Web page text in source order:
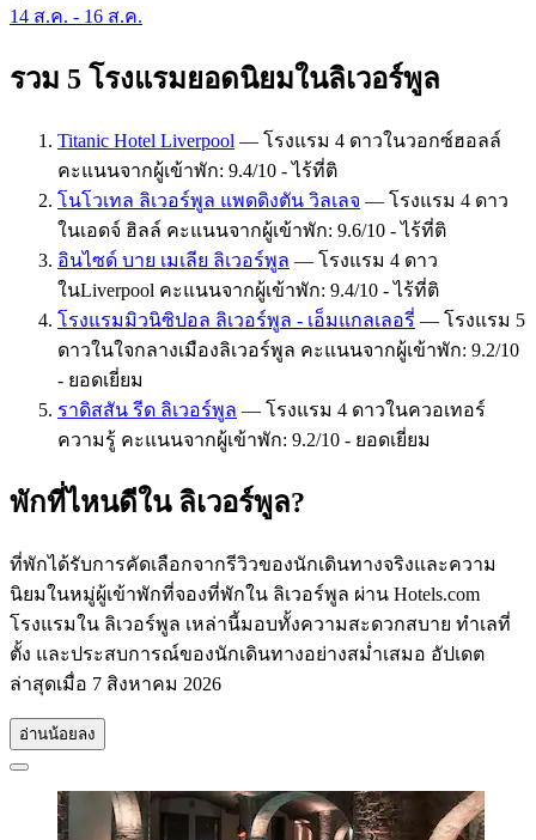
14 ส.ค. - 16 ส.ค.
รวม 5 โรงแรมยอดนิยมในลิเวอร์พูล
Titanic Hotel Liverpool — โรงแรม 4 ดาวในวอกซ์ฮอลล์
คะแนนจากผู้เข้าพัก: 9.4/10 - ไร้ที่ติ
โนโวเทล ลิเวอร์พูล แพดดิงตัน วิลเลจ — โรงแรม 4 ดาว
ในเอดจ์ ฮิลล์ คะแนนจากผู้เข้าพัก: 9.6/10 - ไร้ที่ติ
อินไซด์ บาย เมเลีย ลิเวอร์พูล — โรงแรม 4 ดาว
ในLiverpool คะแนนจากผู้เข้าพัก: 9.4/10 - ไร้ที่ติ
โรงแรมมิวนิซิปอล ลิเวอร์พูล - เอ็มแกลเลอรี่ — โรงแรม 5
ดาวในใจกลางเมืองลิเวอร์พูล คะแนนจากผู้เข้าพัก: 9.2/10
- ยอดเยี่ยม
ราดิสสัน รีด ลิเวอร์พูล — โรงแรม 4 ดาวในควอเทอร์
ความรู้ คะแนนจากผู้เข้าพัก: 9.2/10 - ยอดเยี่ยม
พักที่ไหนดีใน ลิเวอร์พูล?
ที่พักได้รับการคัดเลือกจากรีวิวของนักเดินทางจริงและความ
นิยมในหมู่ผู้เข้าพักที่จองที่พักใน ลิเวอร์พูล ผ่าน Hotels.com
โรงแรมใน ลิเวอร์พูล เหล่านี้มอบทั้งความสะดวกสบาย ทำเลที่
ตั้ง และประสบการณ์ของนักเดินทางอย่างสม่ำเสมอ อัปเดต
ล่าสุดเมื่อ 7 สิงหาคม 2026
อ่านน้อยลง